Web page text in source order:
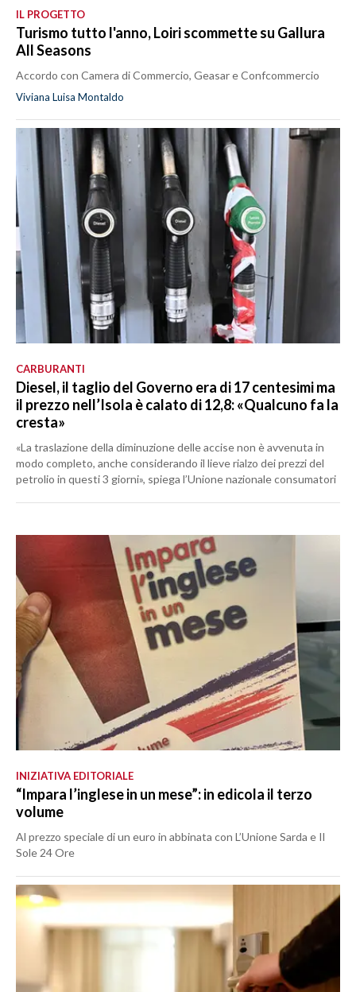
IL PROGETTO
Turismo tutto l'anno, Loiri scommette su Gallura
All Seasons
Accordo con Camera di Commercio, Geasar e Confcommercio
Viviana Luisa Montaldo
CARBURANTI
Diesel, il taglio del Governo era di 17 centesimi ma
il prezzo nell’Isola è calato di 12,8: «Qualcuno fa la
cresta»
«La traslazione della diminuzione delle accise non è avvenuta in
modo completo, anche considerando il lieve rialzo dei prezzi del
petrolio in questi 3 giorni», spiega l’Unione nazionale consumatori
INIZIATIVA EDITORIALE
“Impara l’inglese in un mese”: in edicola il terzo
volume
Al prezzo speciale di un euro in abbinata con L’Unione Sarda e Il
Sole 24 Ore